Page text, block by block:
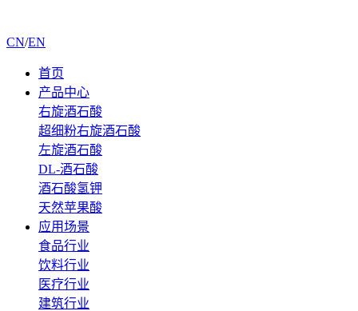
CN/EN
首页
产品中心
右旋酒石酸
超细粉右旋酒石酸
左旋酒石酸
DL-酒石酸
酒石酸氢钾
天然苹果酸
应用场景
食品行业
饮料行业
医疗行业
建筑行业